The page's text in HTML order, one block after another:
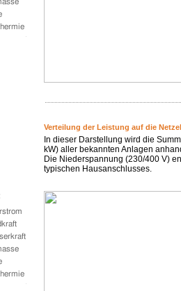
Verteilung der Leistung auf die
In dieser Darstellung wird die
kW) aller bekannten Anlagen
Die Niederspannung (230/400 V)
typischen Hausanschlusses.